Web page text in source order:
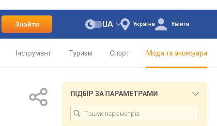
Знайти Україна
UA Увійти
Інструмент Туризм Спорт Мода та аксесуари
ПІДБІР ЗА ПАРАМЕТРАМИ